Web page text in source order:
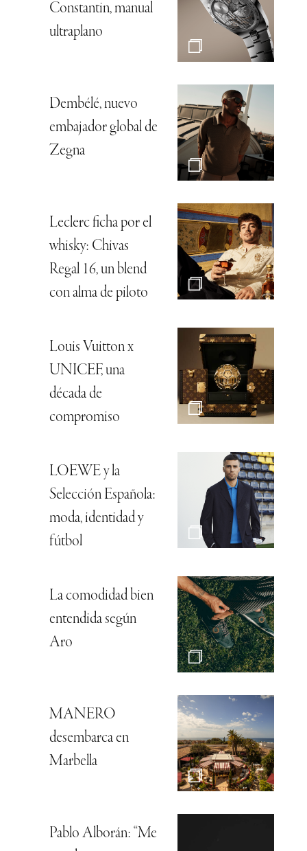
Constantin, manual
ultraplano
Dembélé, nuevo
embajador global de
Zegna
Leclerc ficha por el
whisky: Chivas
Regal 16, un blend
con alma de piloto
Louis Vuitton x
UNICEF, una
década de
compromiso
LOEWE y la
Selección Española:
moda, identidad y
fútbol
La comodidad bien
entendida según
Aro
MANERO
desembarca en
Marbella
Pablo Alborán: “Me